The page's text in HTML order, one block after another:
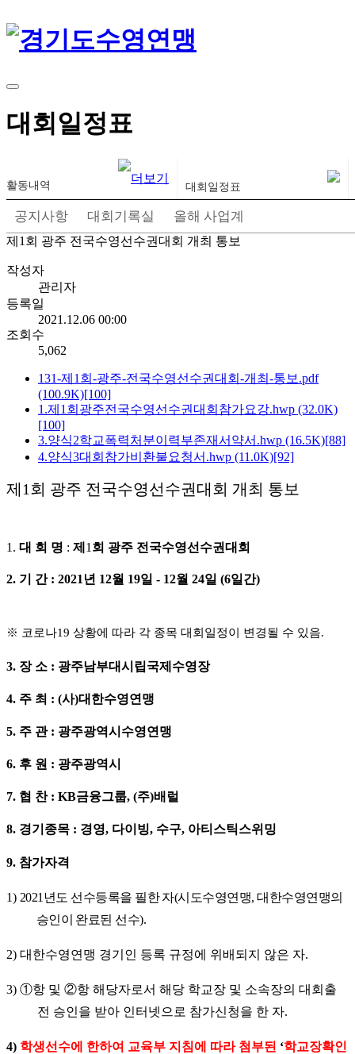
대회일정표
활동내역 대회일정표
공지사항 대회기록실 올해 사업계획
제1회 광주 전국수영선수권대회 개최 통보
작성자
관리자
등록일
2021.12.06 00:00
조회수
5,062
131-제1회-광주-전국수영선수권대회-개최-통보.pdf
(100.9K)[100]
1.제1회광주전국수영선수권대회참가요강.hwp (32.0K)
[100]
3.양식2학교폭력처분이력부존재서약서.hwp (16.5K)[88]
4.양식3대회참가비환불요청서.hwp (11.0K)[92]
제1회 광주 전국수영선수권대회 개최 통보
1. 대 회 명 : 제 1 회 광주 전국수영선수권대회
2. 기 간 : 2021 년 12월 19일 - 12월 24일 (6일간)
※ 코로나19 상황에 따라 각 종목 대회일정이 변경될 수 있음.
3. 장 소 : 광주남부대시립국제수영장
4. 주 최 : (사)대한수영연맹
5. 주 관 : 광주광역시수영연맹
6. 후 원 : 광주광역시
7. 협 찬 : KB금융그룹, (주)배럴
8. 경기종목 : 경영, 다이빙, 수구, 아티스틱스위밍
9. 참가자격
1) 2021 년도 선수등록을 필한 자(시도수영연맹, 대한수영연맹의
승인이 완료된 선수).
2) 대한수영연맹 경기인 등록 규정에 위배되지 않은 자.
3) ①항 및 ②항 해당자로서 해당 학교장 및 소속장의 대회출
전 승인을 받아 인터넷으로 참가신청을 한 자.
4) 학생선수에 한하여 교육부 지침에 따라 첨부된 ‘학교장확인